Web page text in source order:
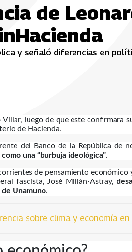
de
y señaló diferencias en
luego de que este confirmara
de Hacienda.
del Banco de la República de
una “burbuja ideológica”.
de pensamiento económico
fascista, José Millán-Astray,
Unamuno.
sobre clima y economía